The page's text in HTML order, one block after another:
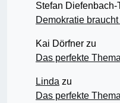
Stefan Diefenbach-
Demokratie
Kai Dörfner zu
Das perfekte
Linda zu
Das perfekte